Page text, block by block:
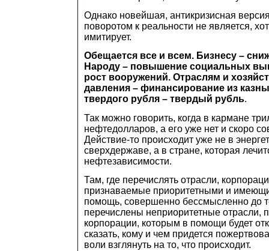
Однако новейшая, антикризисная
поворотом к реальности не является,
имитирует.
Обещается все и всем. Бизнесу –
Народу – повышение социальных
рост вооружений. Отраслям и
давления – финансирование из
твердого рубля – твердый рубль.
Так можно говорить, когда в кармане
нефтедолларов, а его уже нет и скоро
Действие-то происходит уже не в
сверхдержаве, а в стране, которая
нефтезависимости.
Там, где перечислять отрасли,
признаваемые приоритетными и
помощь, совершенно бессмысленно до
перечислены неприоритетные отрасли,
корпорации, которым в помощи будет
сказать, кому и чем придется
воли взглянуть на то, что происходит.